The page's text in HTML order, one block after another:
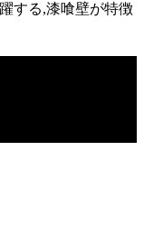
する,漆喰壁が特徴